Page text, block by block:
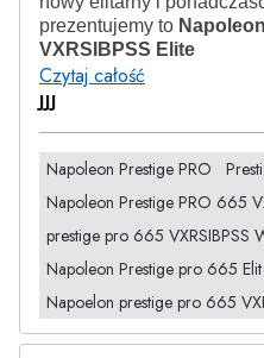
prezentujemy to
VXRSIBPSS Elite
Czytaj całość
JJJ
Napoleon Prestige PRO
Napoleon Prestige PRO 665
prestige pro 665 VXRSIBPSS
Napoleon Prestige pro 665 Elit
Napoelon prestige pro 665